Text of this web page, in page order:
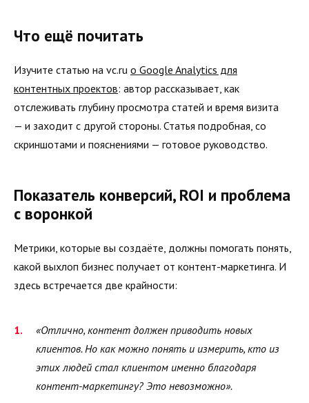
Что ещё почитать
Изучите статью на vc.ru о Google Analytics для
контентных проектов: автор рассказывает, как
отслеживать глубину просмотра статей и время визита
— и заходит с другой стороны. Статья подробная, со
скриншотами и пояснениями — готовое руководство.
Показатель конверсий, ROI и проблема
с воронкой
Метрики, которые вы создаёте, должны помогать понять,
какой выхлоп бизнес получает от контент-маркетинга. И
здесь встречается две крайности:
«Отлично, контент должен приводить новых
клиентов. Но как можно понять и измерить, кто из
этих людей стал клиентом именно благодаря
контент-маркетингу? Это невозможно».